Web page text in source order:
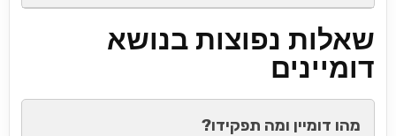
שאלות נפוצות בנושא
דומיינים
מהו דומיין ומה תפקידו?